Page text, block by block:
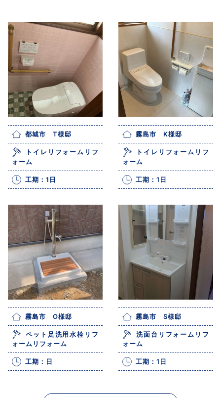
都城市 T様邸
トイレリフォームリフ
ォーム
工期：1日
霧島市 K様邸
トイレリフォームリフ
ォーム
工期：1日
霧島市 O様邸
ペット足洗用水栓リフ
ォームリフォーム
工期：日
霧島市 S様邸
洗面台リフォームリフ
ォーム
工期：1日